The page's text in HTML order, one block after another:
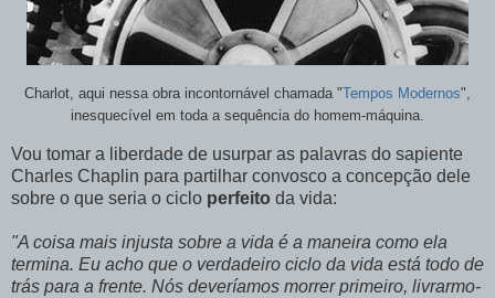
Charlot, aqui nessa obra incontornável chamada "Tempos Modernos",
inesquecível em toda a sequência do homem-máquina.
Vou tomar a liberdade de usurpar as palavras do sapiente
Charles Chaplin para partilhar convosco a concepção dele
sobre o que seria o ciclo perfeito da vida:
"A coisa mais injusta sobre a vida é a maneira como ela
termina. Eu acho que o verdadeiro ciclo da vida está todo de
trás para a frente. Nós deveríamos morrer primeiro, livrarmo-